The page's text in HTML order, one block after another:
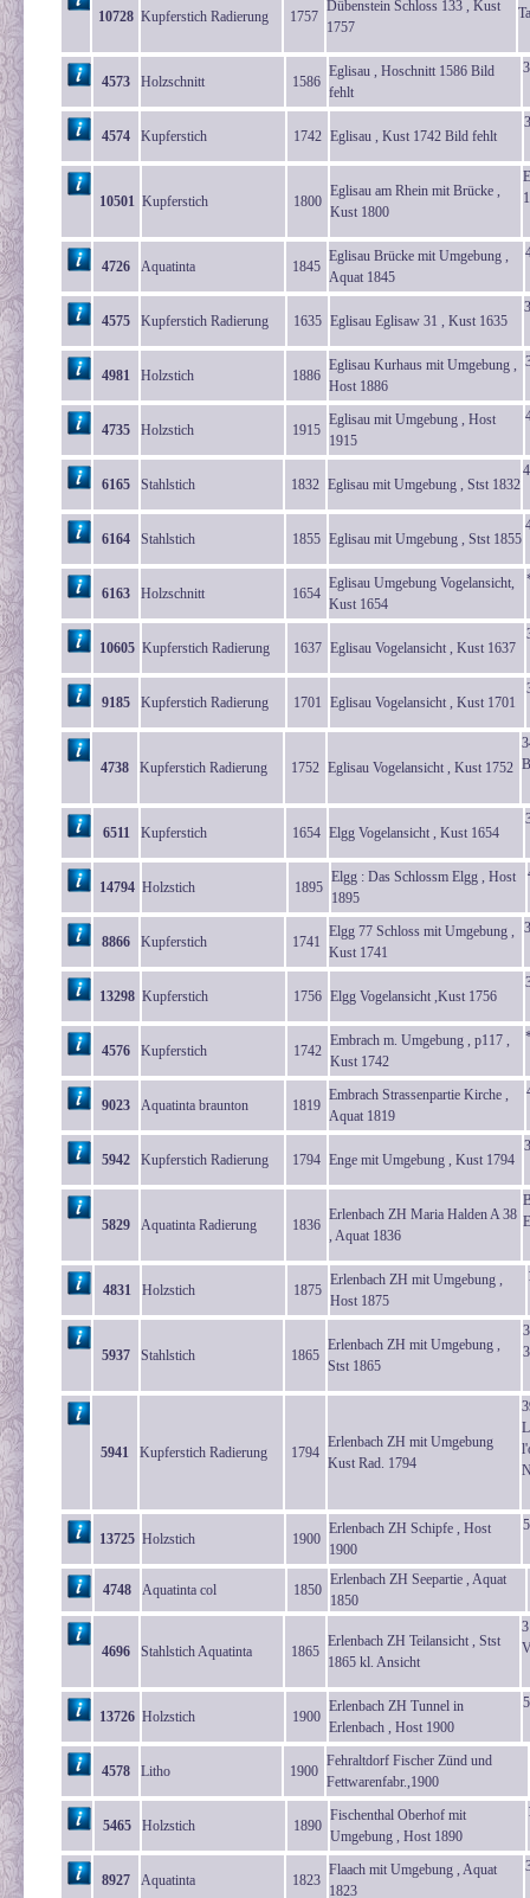
10728 Kupferstich Radierung 1757
Dübenstein Schloss 133 , Kust
1757
4573 Holzschnitt 1586
Eglisau , Hoschnitt 1586 Bild
fehlt
4574 Kupferstich 1742 Eglisau , Kust 1742 Bild fehlt
10501 Kupferstich 1800
Eglisau am Rhein mit Brücke ,
Kust 1800
4726 Aquatinta 1845
Eglisau Brücke mit Umgebung ,
Aquat 1845
4575 Kupferstich Radierung 1635 Eglisau Eglisaw 31 , Kust 1635
4981 Holzstich 1886
Eglisau Kurhaus mit Umgebung ,
Host 1886
4735 Holzstich 1915
Eglisau mit Umgebung , Host
1915
6165 Stahlstich 1832 Eglisau mit Umgebung , Stst 1832
6164 Stahlstich 1855 Eglisau mit Umgebung , Stst 1855
6163 Holzschnitt 1654
Eglisau Umgebung Vogelansicht,
Kust 1654
10605 Kupferstich Radierung 1637 Eglisau Vogelansicht , Kust 1637
9185 Kupferstich Radierung 1701 Eglisau Vogelansicht , Kust 1701
4738 Kupferstich Radierung 1752 Eglisau Vogelansicht , Kust 1752
6511 Kupferstich 1654 Elgg Vogelansicht , Kust 1654
14794 Holzstich 1895
Elgg : Das Schlossm Elgg , Host
1895
8866 Kupferstich 1741
Elgg 77 Schloss mit Umgebung ,
Kust 1741
13298 Kupferstich 1756 Elgg Vogelansicht ,Kust 1756
4576 Kupferstich 1742
Embrach m. Umgebung , p117 ,
Kust 1742
9023 Aquatinta braunton 1819
Embrach Strassenpartie Kirche ,
Aquat 1819
5942 Kupferstich Radierung 1794 Enge mit Umgebung , Kust 1794
5829 Aquatinta Radierung 1836
Erlenbach ZH Maria Halden A 38
, Aquat 1836
4831 Holzstich 1875
Erlenbach ZH mit Umgebung ,
Host 1875
5937 Stahlstich 1865
Erlenbach ZH mit Umgebung ,
Stst 1865
5941 Kupferstich Radierung 1794
Erlenbach ZH mit Umgebung
Kust Rad. 1794
13725 Holzstich 1900
Erlenbach ZH Schipfe , Host
1900
4748 Aquatinta col 1850
Erlenbach ZH Seepartie , Aquat
1850
4696 Stahlstich Aquatinta 1865
Erlenbach ZH Teilansicht , Stst
1865 kl. Ansicht
13726 Holzstich 1900
Erlenbach ZH Tunnel in
Erlenbach , Host 1900
4578 Litho 1900
Fehraltdorf Fischer Zünd und
Fettwarenfabr.,1900
5465 Holzstich 1890
Fischenthal Oberhof mit
Umgebung , Host 1890
8927 Aquatinta 1823
Flaach mit Umgebung , Aquat
1823